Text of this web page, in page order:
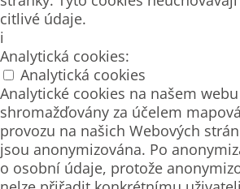
citlivé údaje.
i
Analytická cookies:
Analytická cookies
Analytické cookies na našem
shromažďovány za účelem
provozu na našich Webových
jsou anonymizována. Po
o osobní údaje, protože